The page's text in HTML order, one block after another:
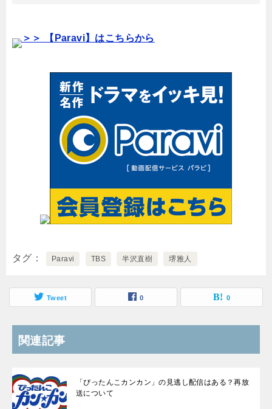
＞＞ 【Paravi】はこちらから
タグ Paravi TBS 半沢直樹 堺雅人
Tweet 0 0
関連記事
「ぴったんこカンカン」の見逃し配信はある？再放
送について